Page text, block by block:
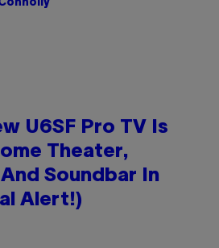
U6SF Pro TV Is
Theater,
Soundbar In
Alert!)